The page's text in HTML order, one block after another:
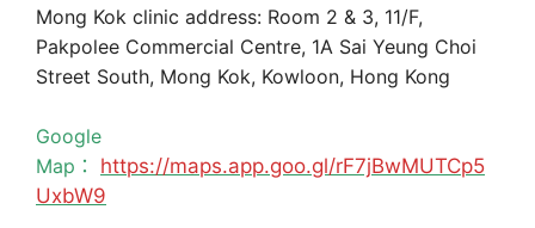
Mong Kok clinic address: Room 2 & 3, 11/F,
Pakpolee Commercial Centre, 1A Sai Yeung Choi
Street South, Mong Kok, Kowloon, Hong Kong
Google
Map： https://maps.app.goo.gl/rF7jBwMUTCp5
UxbW9